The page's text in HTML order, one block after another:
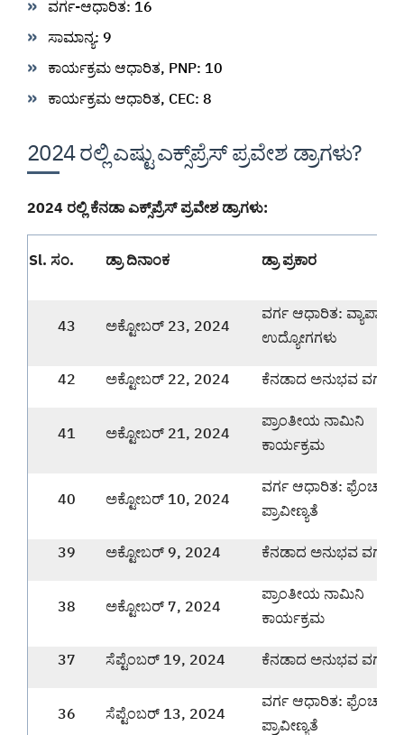
ವರ್ಗ-ಆಧಾರಿತ: 16
ಸಾಮಾನ್ಯ: 9
ಕಾರ್ಯಕ್ರಮ ಆಧಾರಿತ, PNP: 10
ಕಾರ್ಯಕ್ರಮ ಆಧಾರಿತ, CEC: 8
2024 ರಲ್ಲಿ ಎಷ್ಟು ಎಕ್ಸ್‌ಪ್ರೆಸ್ ಪ್ರವೇಶ ಡ್ರಾಗಳು?
2024 ರಲ್ಲಿ ಕೆನಡಾ ಎಕ್ಸ್‌ಪ್ರೆಸ್ ಪ್ರವೇಶ ಡ್ರಾಗಳು:
Sl. ಸಂ. ಡ್ರಾ ದಿನಾಂಕ ಡ್ರಾ ಪ್ರಕಾರ
43 ಅಕ್ಟೋಬರ್ 23, 2024
ವರ್ಗ ಆಧಾರಿತ: ವ್ಯಾಪಾರ
ಉದ್ಯೋಗಗಳು
42 ಅಕ್ಟೋಬರ್ 22, 2024 ಕೆನಡಾದ ಅನುಭವ ವರ್ಗ
41 ಅಕ್ಟೋಬರ್ 21, 2024
ಪ್ರಾಂತೀಯ ನಾಮಿನಿ
ಕಾರ್ಯಕ್ರಮ
40 ಅಕ್ಟೋಬರ್ 10, 2024
ವರ್ಗ ಆಧಾರಿತ: ಫ್ರೆಂಚ್
ಪ್ರಾವೀಣ್ಯತೆ
39 ಅಕ್ಟೋಬರ್ 9, 2024 ಕೆನಡಾದ ಅನುಭವ ವರ್ಗ
38 ಅಕ್ಟೋಬರ್ 7, 2024
ಪ್ರಾಂತೀಯ ನಾಮಿನಿ
ಕಾರ್ಯಕ್ರಮ
37 ಸೆಪ್ಟೆಂಬರ್ 19, 2024 ಕೆನಡಾದ ಅನುಭವ ವರ್ಗ
36 ಸೆಪ್ಟೆಂಬರ್ 13, 2024
ವರ್ಗ ಆಧಾರಿತ: ಫ್ರೆಂಚ್
ಪ್ರಾವೀಣ್ಯತೆ